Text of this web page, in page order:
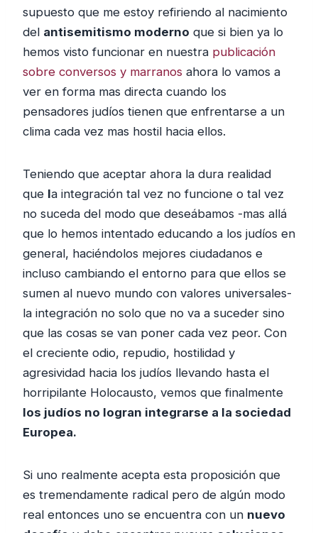
supuesto que me estoy refiriendo al nacimiento
del antisemitismo moderno que si bien ya lo
hemos visto funcionar en nuestra publicación
sobre conversos y marranos ahora lo vamos a
ver en forma mas directa cuando los
pensadores judíos tienen que enfrentarse a un
clima cada vez mas hostil hacia ellos.
Teniendo que aceptar ahora la dura realidad
que la integración tal vez no funcione o tal vez
no suceda del modo que deseábamos -mas allá
que lo hemos intentado educando a los judíos en
general, haciéndolos mejores ciudadanos e
incluso cambiando el entorno para que ellos se
sumen al nuevo mundo con valores universales-
la integración no solo que no va a suceder sino
que las cosas se van poner cada vez peor. Con
el creciente odio, repudio, hostilidad y
agresividad hacia los judíos llevando hasta el
horripilante Holocausto, vemos que finalmente
los judíos no logran integrarse a la sociedad
Europea.
Si uno realmente acepta esta proposición que
es tremendamente radical pero de algún modo
real entonces uno se encuentra con un nuevo